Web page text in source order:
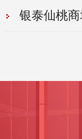
银泰仙桃